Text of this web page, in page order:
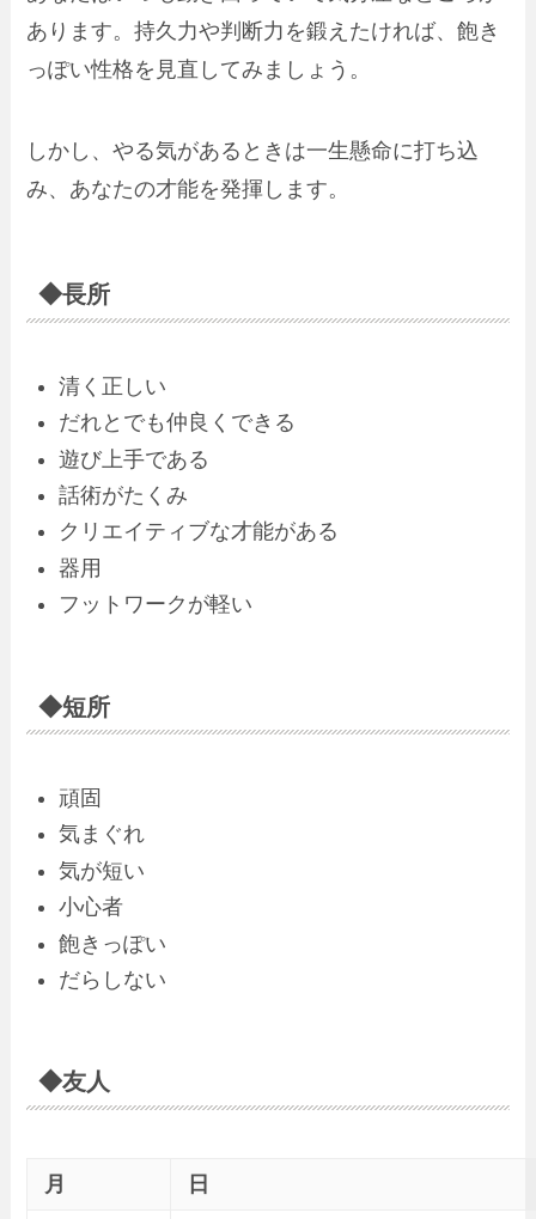
あります。持久力や判断力を鍛えたければ、飽き
っぽい性格を見直してみましょう。
しかし、やる気があるときは一生懸命に打ち込
み、あなたの才能を発揮します。
◆長所
清く正しい
だれとでも仲良くできる
遊び上手である
話術がたくみ
クリエイティブな才能がある
器用
フットワークが軽い
◆短所
頑固
気まぐれ
気が短い
小心者
飽きっぽい
だらしない
◆友人
月 日